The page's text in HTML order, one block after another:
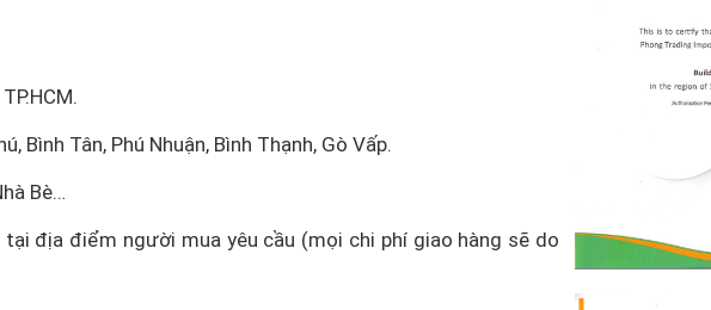
Bình Tân, Phú Nhuận, Bình Thạnh, Gò Vấp.
Bè…
địa điểm người mua yêu cầu (mọi chi phí giao hàng sẽ do